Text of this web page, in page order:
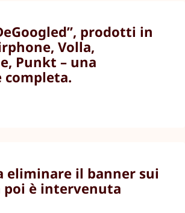
prodotti in
Volla,
Punkt – una
completa.
eliminare il banner sui
poi è intervenuta